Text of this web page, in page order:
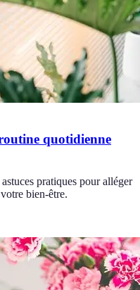
quotidienne
pratiques pour alléger
bien-être.